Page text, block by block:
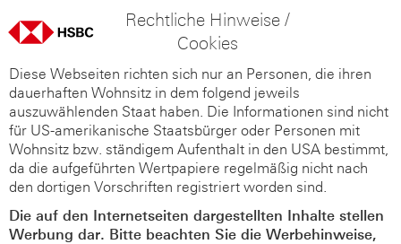
Rechtliche Hinweise /
Cookies
Diese Webseiten richten sich nur an Personen, die ihren
dauerhaften Wohnsitz in dem folgend jeweils
auszuwählenden Staat haben. Die Informationen sind nicht
für US-amerikanische Staatsbürger oder Personen mit
Wohnsitz bzw. ständigem Aufenthalt in den USA bestimmt,
da die aufgeführten Wertpapiere regelmäßig nicht nach
den dortigen Vorschriften registriert worden sind.
Die auf den Internetseiten dargestellten Inhalte stellen
Werbung dar. Bitte beachten Sie die Werbehinweise,